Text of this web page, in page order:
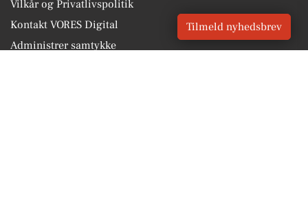
Vilkår og Privatlivspolitik
Kontakt VORES Digital
Administrer samtykke
Tilmeld nyhedsbrev